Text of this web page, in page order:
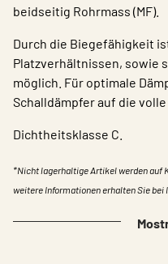
Scegliere la lingua
beidseitig Rohrmass (MF).
Durch die Biegefähigkeit
Platzverhältnissen, sowie
möglich. Für optimale
Schalldämpfer auf die
Dichtheitsklasse C.
*Nicht lagerhaltige Artikel werden auf
weitere Informationen erhalten Sie bei